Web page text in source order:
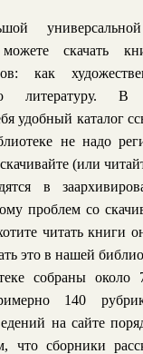
универсальной
скачать
как
литературу.
удобный каталог
не надо
(или
в
проблем со
читать книги
это в нашей
собраны около
140
на сайте
что сборники